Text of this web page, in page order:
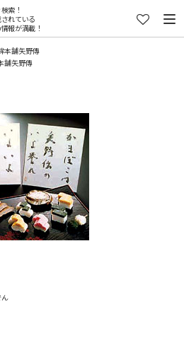
索！
れている
報が満載！
本舗矢野傳
舗矢野傳